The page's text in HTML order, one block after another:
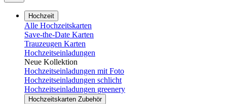
Hochzeit
Alle Hochzeitskarten
Save-the-Date Karten
Trauzeugen Karten
Hochzeitseinladungen
Neue Kollektion
Hochzeitseinladungen mit Foto
Hochzeitseinladungen schlicht
Hochzeitseinladungen greenery
Hochzeitskarten Zubehör